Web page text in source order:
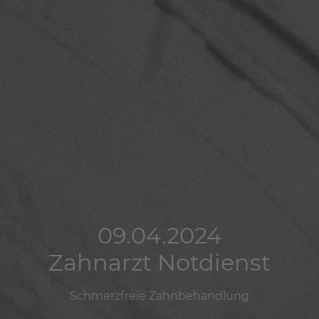
09.04.2024
Zahnarzt Notdienst
Schmerzfreie Zahnbehandlung
09.04.2024
Zahnarzt Notdienst
Schmerzfreie Zahnbehandlung
09.04.2024
Zahnarzt Notdienst
Schmerzfreie Zahnbehandlung